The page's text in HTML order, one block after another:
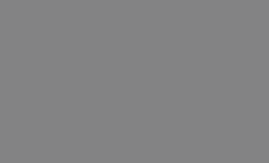
και
ότι οι
συνδεδεμένοι
είναι
της
με
τις
cookie
το
Script.com